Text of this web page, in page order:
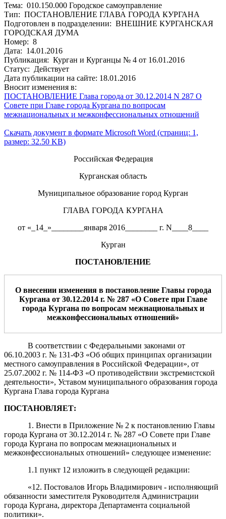
Тема: 010.150.000 Городское самоуправление
Тип: ПОСТАНОВЛЕНИЕ ГЛАВА ГОРОДА КУРГАНА
Подготовлен в подразделении: ВНЕШНИЕ КУРГАНСКАЯ
ГОРОДСКАЯ ДУМА
Номер: 8
Дата: 14.01.2016
Публикация: Курган и Курганцы № 4 от 16.01.2016
Статус: Действует
Дата публикации на сайте: 18.01.2016
Вносит изменения в:
ПОСТАНОВЛЕНИЕ Глава города от 30.12.2014 N 287 О
Совете при Главе города Кургана по вопросам
межнациональных и межконфессиональных отношений
Скачать документ в формате Microsoft Word (страниц: 1,
размер: 32.50 KB)
Российская Федерация
Курганская область
Муниципальное образование город Курган
ГЛАВА ГОРОДА КУРГАНА
от «_14_»________января 2016________ г. N____8____
Курган
ПОСТАНОВЛЕНИЕ
О внесении измененияв постановление Главы города
Кургана от 30.12.2014 г. № 287 «О Совете при Главе
города Кургана по вопросам межнациональных и
межконфессиональных отношений»
В соответствии с Федеральными законами от
06.10.2003 г. № 131-ФЗ «Об общих принципах организации
местного самоуправления в Российской Федерации», от
25.07.2002 г. № 114-ФЗ «О противодействии экстремистской
деятельности», Уставом муниципального образования города
Кургана Глава города Кургана
ПОСТАНОВЛЯЕТ:
1. Внести в Приложение № 2 к постановлению Главы
города Кургана от 30.12.2014 г. № 287 «О Совете при Главе
города Кургана по вопросам межнациональных и
межконфессиональных отношений» следующее изменение:
1.1 пункт 12 изложить в следующей редакции:
«12. Постовалов Игорь Владимирович - исполняющий
обязанности заместителя Руководителя Администрации
города Кургана, директора Департамента социальной
политики».